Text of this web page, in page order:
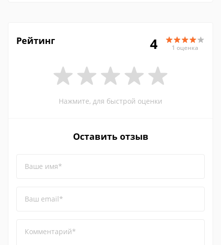
Рейтинг 4 1 оценка
Нажмите, для быстрой оценки
Оставить отзыв
Ваше имя*
Ваш email*
Комментарий*